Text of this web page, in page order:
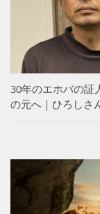
30年のエホバの証
の元へ｜ひろしさ